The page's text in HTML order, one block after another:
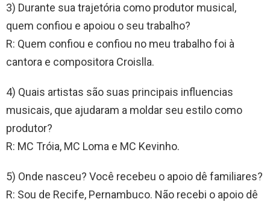
3) Durante sua trajetória como produtor musical,
quem confiou e apoiou o seu trabalho?
R: Quem confiou e confiou no meu trabalho foi à
cantora e compositora Croislla.
4) Quais artistas são suas principais influencias
musicais, que ajudaram a moldar seu estilo como
produtor?
R: MC Tróia, MC Loma e MC Kevinho.
5) Onde nasceu? Você recebeu o apoio dê familiares?
R: Sou de Recife, Pernambuco. Não recebi o apoio dê